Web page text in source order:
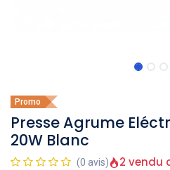
Promo
Presse Agrume
20W Blanc
(0 avis) 2 vendu